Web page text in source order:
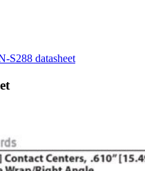
S288 datasheet